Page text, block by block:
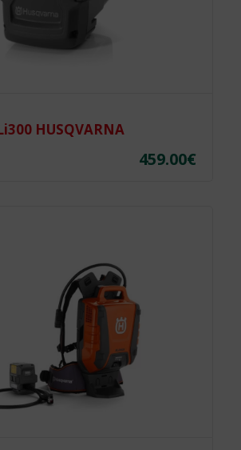
HUSQVARNA
459.00€